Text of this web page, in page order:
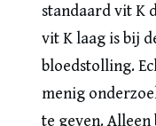
standaard vit K
vit K laag is bij
bloedstolling.
menig
te geven. Alleen